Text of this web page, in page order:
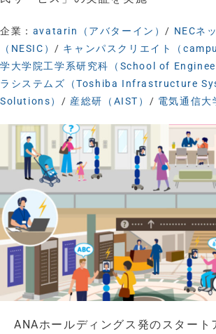
企業： avatarin（アバターイン）/ NECネ
（NESIC）/ キャンパスクリエイト（
学大学院工学系研究科（School of
ラシステムズ（Toshiba Infrastructure
Solutions） / 産総研（AIST） / 電気通信大
ANAホールディングス発のスタート